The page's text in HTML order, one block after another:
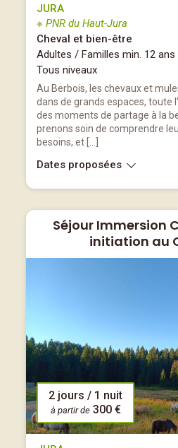
JURA
※ PNR du Haut-Jura
Cheval et bien-être
Adultes / Familles min. 12 ans
Tous niveaux
Au Berbois, les chevaux et
dans de grands espaces, toute
des moments de partage à la
prenons soin de comprendre
besoins, et […]
Dates proposées
Séjour Immersion
initiation au
2 jours / 1 nuit
à partir de 300 €